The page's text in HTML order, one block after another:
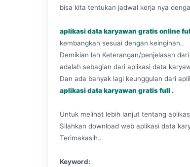
bisa kita tentukan jadwal kerja nya
aplikasi data karyawan gratis online
kembangkan sesuai dengan keinginan..
Demikian lah Keterangan/penjelasan
adalah sebagian dari aplikasi data
Dan ada banyak lagi keunggulan dari
aplikasi data karyawan gratis full .
Untuk melihat lebih lanjut tentang
Silahkan download web aplikasi data
Terimakasih..
Keyword: